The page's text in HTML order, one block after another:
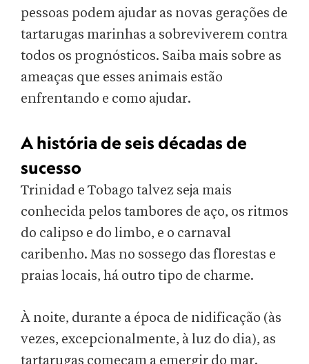
pessoas podem ajudar as novas gerações de
tartarugas marinhas a sobreviverem contra
todos os prognósticos. Saiba mais sobre as
ameaças que esses animais estão
enfrentando e como ajudar.
A história de seis décadas de
sucesso
Trinidad e Tobago talvez seja mais
conhecida pelos tambores de aço, os ritmos
do calipso e do limbo, e o carnaval
caribenho. Mas no sossego das florestas e
praias locais, há outro tipo de charme.
À noite, durante a época de nidificação (às
vezes, excepcionalmente, à luz do dia), as
tartarugas começam a emergir do mar.